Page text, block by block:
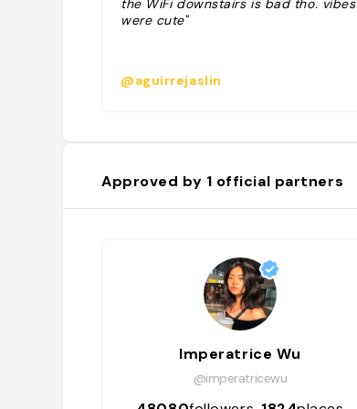
the WiFi downstairs is bad tho. vibes
were cute"
@aguirrejaslin
Approved by 1 official partners
Imperatrice Wu
@imperatricewu